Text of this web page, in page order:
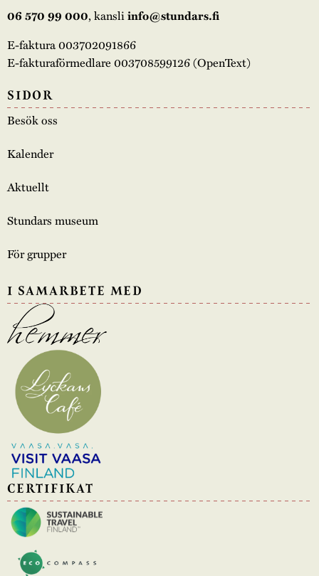
06 570 99 000, kansliinfo@stundars.fi
E-faktura 003702091866
E-fakturaförmedlare 003708599126 (OpenText)
SIDOR
Besök oss
Kalender
Aktuellt
Stundars museum
För grupper
I SAMARBETE MED
CERTIFIKAT